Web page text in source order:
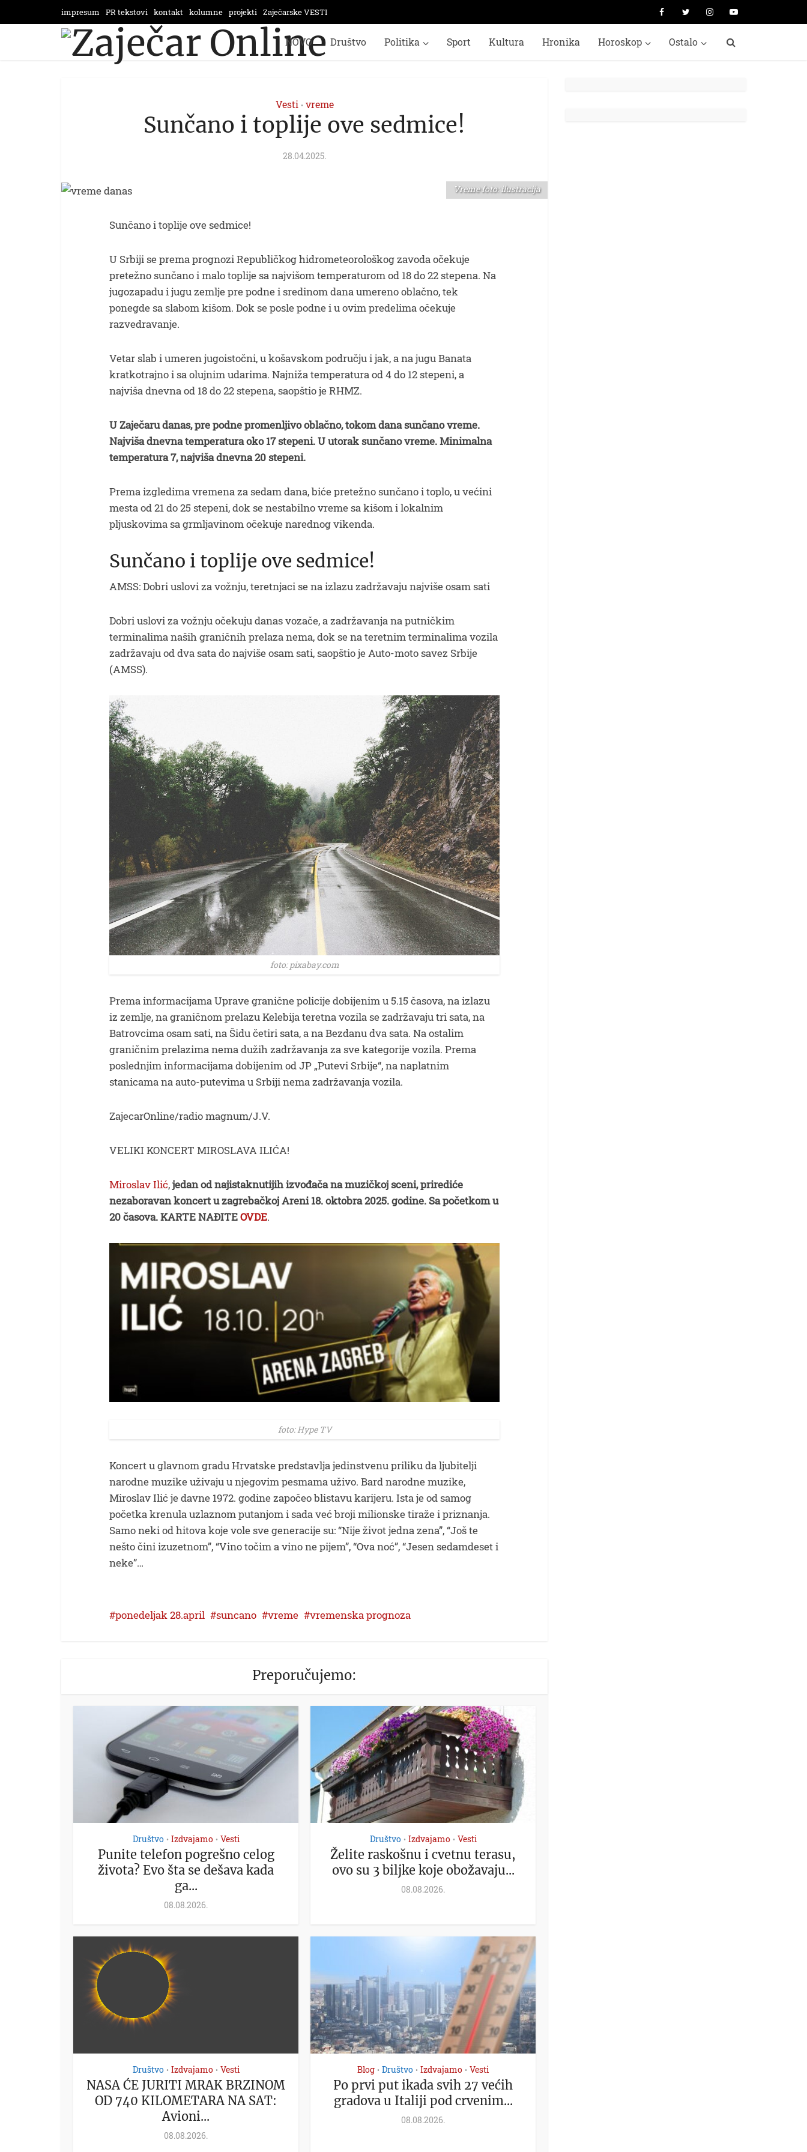
impresum PR tekstovi kontakt kolumne projekti Zaječarske VESTI
NOVO Društvo Politika Sport Kultura Hronika Horoskop Ostalo
Vesti • vreme
Sunčano i toplije ove sedmice!
28.04.2025.
Vreme foto: ilustracija
Sunčano i toplije ove sedmice!
U Srbiji se prema prognozi Republičkog hidrometeorološkog zavoda očekuje
pretežno sunčano i malo toplije sa najvišom temperaturom od 18 do 22 stepena. Na
jugozapadu i jugu zemlje pre podne i sredinom dana umereno oblačno, tek
ponegde sa slabom kišom. Dok se posle podne i u ovim predelima očekuje
razvedravanje.
Vetar slab i umeren jugoistočni, u košavskom području i jak, a na jugu Banata
kratkotrajno i sa olujnim udarima. Najniža temperatura od 4 do 12 stepeni, a
najviša dnevna od 18 do 22 stepena, saopštio je RHMZ.
U Zaječaru danas, pre podne promenljivo oblačno, tokom dana sunčano vreme.
Najviša dnevna temperatura oko 17 stepeni. U utorak sunčano vreme. Minimalna
temperatura 7, najviša dnevna 20 stepeni.
Prema izgledima vremena za sedam dana, biće pretežno sunčano i toplo, u većini
mesta od 21 do 25 stepeni, dok se nestabilno vreme sa kišom i lokalnim
pljuskovima sa grmljavinom očekuje narednog vikenda.
Sunčano i toplije ove sedmice!
AMSS: Dobri uslovi za vožnju, teretnjaci se na izlazu zadržavaju najviše osam sati
Dobri uslovi za vožnju očekuju danas vozače, a zadržavanja na putničkim
terminalima naših graničnih prelaza nema, dok se na teretnim terminalima vozila
zadržavaju od dva sata do najviše osam sati, saopštio je Auto-moto savez Srbije
(AMSS).
foto: pixabay.com
Prema informacijama Uprave granične policije dobijenim u 5.15 časova, na izlazu
iz zemlje, na graničnom prelazu Kelebija teretna vozila se zadržavaju tri sata, na
Batrovcima osam sati, na Šidu četiri sata, a na Bezdanu dva sata. Na ostalim
graničnim prelazima nema dužih zadržavanja za sve kategorije vozila. Prema
poslednjim informacijama dobijenim od JP „Putevi Srbije“, na naplatnim
stanicama na auto-putevima u Srbiji nema zadržavanja vozila.
ZajecarOnline/radio magnum/J.V.
VELIKI KONCERT MIROSLAVA ILIĆA!
Miroslav Ilić,jedan od najistaknutijih izvođača na muzičkoj sceni, prirediće
nezaboravan koncert u zagrebačkoj Areni 18. oktobra 2025. godine. Sa početkom u
20 časova.KARTE NAĐITEOVDE.
foto: Hype TV
Koncert u glavnom gradu Hrvatske predstavlja jedinstvenu priliku da ljubitelji
narodne muzike uživaju u njegovim pesmama uživo. Bard narodne muzike,
Miroslav Ilić je davne 1972. godine započeo blistavu karijeru. Ista je od samog
početka krenula uzlaznom putanjom i sada već broji milionske tiraže i priznanja.
Samo neki od hitova koje vole sve generacije su: “Nije život jedna zena”, “Još te
nešto čini izuzetnom”, “Vino točim a vino ne pijem”, “Ova noć”, “Jesen sedamdeset i
neke”…
ponedeljak 28.april suncano vreme vremenska prognoza
Preporučujemo:
Društvo • Izdvajamo • Vesti
Punite telefon pogrešno celog
života? Evo šta se dešava kada
ga...
08.08.2026.
Društvo • Izdvajamo • Vesti
Želite raskošnu i cvetnu terasu,
ovo su 3 biljke koje obožavaju...
08.08.2026.
Društvo • Izdvajamo • Vesti
NASA ĆE JURITI MRAK BRZINOM
OD 740 KILOMETARA NA SAT:
Avioni...
08.08.2026.
Blog • Društvo • Izdvajamo • Vesti
Po prvi put ikada svih 27 većih
gradova u Italiji pod crvenim...
08.08.2026.